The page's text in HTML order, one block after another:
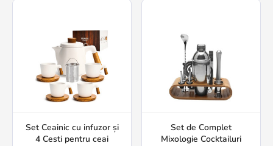
Set Ceainic cu infuzor și
4 Cesti pentru ceai
Set de Complet
Mixologie Cocktailuri